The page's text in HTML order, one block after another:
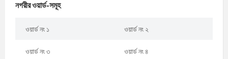
নগরীর ওয়ার্ড-সমূহ
ওয়ার্ড নং ১ ওয়ার্ড নং ২
ওয়ার্ড নং ৩ ওয়ার্ড নং ৪